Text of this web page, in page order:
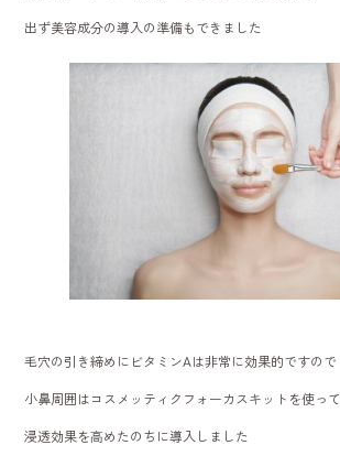
出ず美容成分の導入の準備もできました
毛穴の引き締めにビタミンAは非常に効果的ですので
小鼻周囲はコスメッティクフォーカスキットを使って
浸透効果を高めたのちに導入しました